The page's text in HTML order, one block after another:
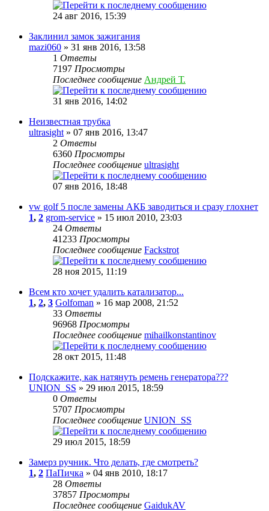
24 авг 2016, 15:39
Заклинил замок зажигания
mazi060 » 31 янв 2016, 13:58
1 Ответы
7197 Просмотры
Последнее сообщение Андрей Т.
31 янв 2016, 14:02
Неизвестная трубка
ultrasight » 07 янв 2016, 13:47
2 Ответы
6360 Просмотры
Последнее сообщение ultrasight
07 янв 2016, 18:48
vw golf 5 после замены АКБ заводиться и сразу глохнет
1, 2 grom-service » 15 июл 2010, 23:03
24 Ответы
41233 Просмотры
Последнее сообщение Fackstrot
28 ноя 2015, 11:19
Всем кто хочет удалить катализатор...
1, 2, 3 Golfoman » 16 мар 2008, 21:52
33 Ответы
96968 Просмотры
Последнее сообщение mihailkonstantinov
28 окт 2015, 11:48
Подскажите, как натянуть ремень генератора???
UNION_SS » 29 июл 2015, 18:59
0 Ответы
5707 Просмотры
Последнее сообщение UNION_SS
29 июл 2015, 18:59
Замерз ручник. Что делать, где смотреть?
1, 2 ПаПичка » 04 янв 2010, 18:17
28 Ответы
37857 Просмотры
Последнее сообщение GaidukAV